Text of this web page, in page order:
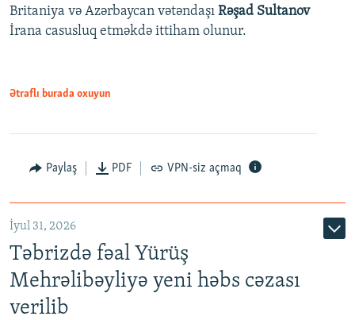
Britaniya və Azərbaycan vətəndaşı Rəşad Sultanov
İrana casusluq etməkdə ittiham olunur.
Ətraflı burada oxuyun
Paylaş PDF VPN-siz açmaq
İyul 31, 2026
Təbrizdə fəal Yürüş
Mehrəlibəyliyə yeni həbs cəzası
verilib